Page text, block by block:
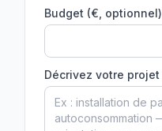
Budget (€, optionnel)
Décrivez votre projet